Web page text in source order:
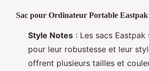
Sac pour Ordinateur Portable Eastpak
Style Notes : Les sacs
pour leur robustesse et leur
offrent plusieurs tailles et